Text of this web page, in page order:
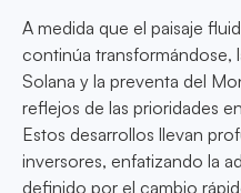
A medida que el paisaje
continúa transformándose,
Solana y la preventa del
reflejos de las prioridades
Estos desarrollos llevan
inversores, enfatizando la
definido por el cambio